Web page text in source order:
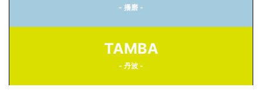
- 播磨 -
TAMBA
- 丹波 -